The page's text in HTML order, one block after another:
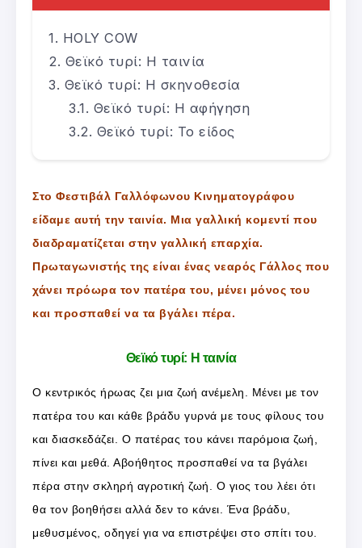
HOLY COW
Θεϊκό τυρί: Η ταινία
Θεϊκό τυρί: Η σκηνοθεσία
Θεϊκό τυρί: Η αφήγηση
Θεϊκό τυρί: Το είδος
Στο Φεστιβάλ Γαλλόφωνου Κινηματογράφου
είδαμε αυτή την ταινία. Μια γαλλική κομεντί που
διαδραματίζεται στην γαλλική επαρχία.
Πρωταγωνιστής της είναι ένας νεαρός Γάλλος που
χάνει πρόωρα τον πατέρα του, μένει μόνος του
και προσπαθεί να τα βγάλει πέρα.
Θεϊκό τυρί: Η ταινία
Ο κεντρικός ήρωας ζει μια ζωή ανέμελη. Μένει με τον
πατέρα του και κάθε βράδυ γυρνά με τους φίλους του
και διασκεδάζει. Ο πατέρας του κάνει παρόμοια ζωή,
πίνει και μεθά. Αβοήθητος προσπαθεί να τα βγάλει
πέρα στην σκληρή αγροτική ζωή. Ο γιος του λέει ότι
θα τον βοηθήσει αλλά δεν το κάνει. Ένα βράδυ,
μεθυσμένος, οδηγεί για να επιστρέψει στο σπίτι του.